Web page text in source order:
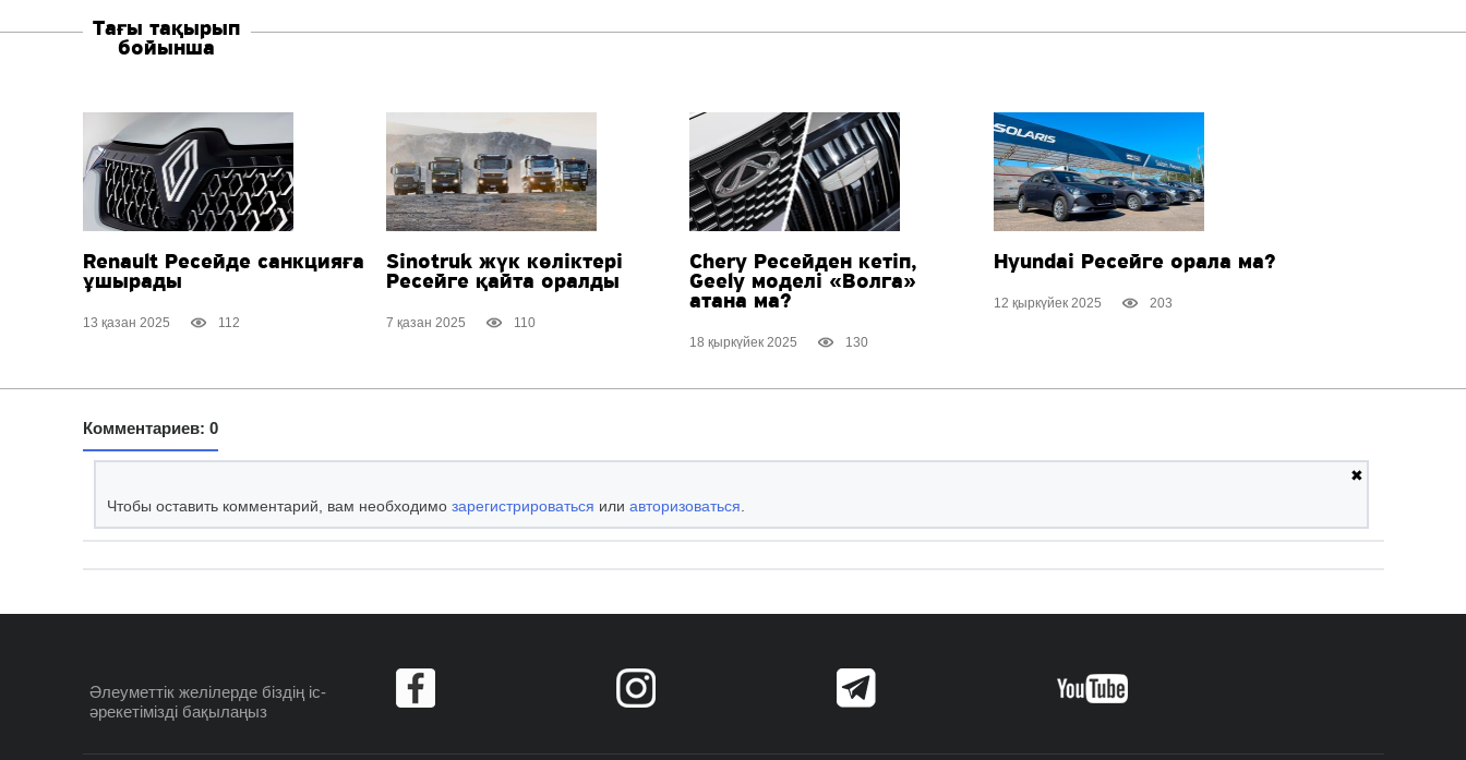
Тағы тақырып
бойынша
Renault Ресейде санкцияға
ұшырады
13 қазан 2025 112
Sinotruk жүк көліктері
Ресейге қайта оралды
7 қазан 2025 110
Chery Ресейден кетіп,
Geely моделі «Волга»
атана ма?
18 қыркүйек 2025 130
Hyundai Ресейге орала ма?
12 қыркүйек 2025 203
Комментариев: 0
✖
Чтобы оставить комментарий, вам необходимо зарегистрироваться или авторизоваться
Әлеуметтік желілердебіздің іс-
әрекетімізді бақылаңыз